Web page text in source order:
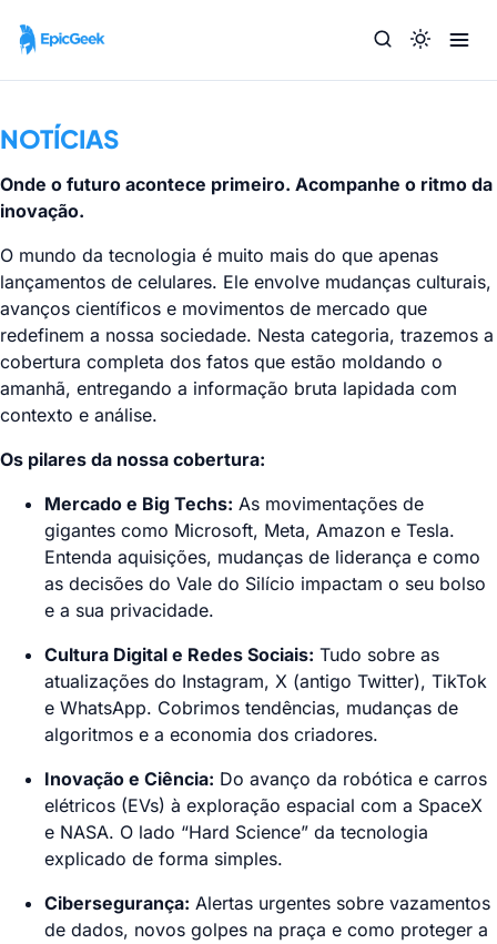
NOTÍCIAS
Onde o futuro acontece primeiro. Acompanhe o ritmo da
inovação.
O mundo da tecnologia é muito mais do que apenas
lançamentos de celulares. Ele envolve mudanças culturais,
avanços científicos e movimentos de mercado que
redefinem a nossa sociedade. Nesta categoria, trazemos a
cobertura completa dos fatos que estão moldando o
amanhã, entregando a informação bruta lapidada com
contexto e análise.
Os pilares da nossa cobertura:
Mercado e Big Techs: As movimentações de
gigantes como Microsoft, Meta, Amazon e Tesla.
Entenda aquisições, mudanças de liderança e como
as decisões do Vale do Silício impactam o seu bolso
e a sua privacidade.
Cultura Digital e Redes Sociais: Tudo sobre as
atualizações do Instagram, X (antigo Twitter), TikTok
e WhatsApp. Cobrimos tendências, mudanças de
algoritmos e a economia dos criadores.
Inovação e Ciência: Do avanço da robótica e carros
elétricos (EVs) à exploração espacial com a SpaceX
e NASA. O lado “Hard Science” da tecnologia
explicado de forma simples.
Cibersegurança: Alertas urgentes sobre vazamentos
de dados, novos golpes na praça e como proteger a